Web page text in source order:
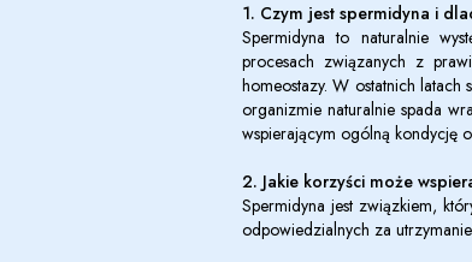
1. Czym jest spermidyna i
Spermidyna to naturalnie
procesach związanych z
homeostazy. W ostatnich latach
organizmie naturalnie spada
wspierającym ogólną kondycję
2. Jakie korzyści może
Spermidyna jest związkiem,
odpowiedzialnych za